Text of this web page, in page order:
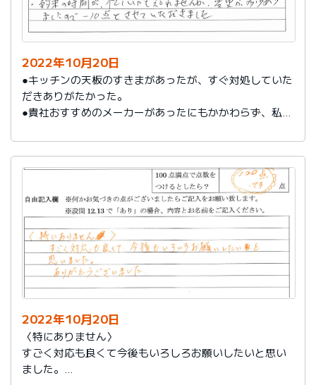
2022年10月20日
●キッチンの天板のすきまがあったが、すぐ対処していた
だきありがたかった。
●貴社おすすめのメーカーがあったにもかかわらず、私た
のを選ぶことができた。
●約束の時間が忙しいかも知れませんが、変更が多少あり
ましたのでー10点とさせていただきました。
2022年10月20日
〈特にありません〉
すごく対応も良くて今後もいろしろお願いしたいと思い
ました。